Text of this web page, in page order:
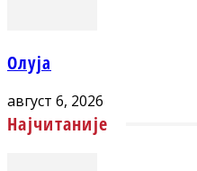
Олуја
август 6, 2026
Најчитаније